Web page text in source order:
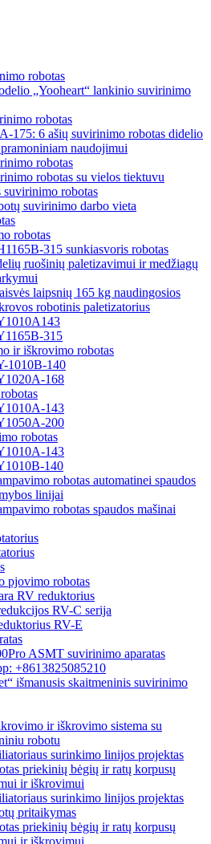
robotas
„Yooheart“ lankinio suvirinimo
robotas
175: 6 ašių suvirinimo robotas didelio
naudojimui
robotas
robotas su vielos tiektuvu
suvirinimo robotas
suvirinimo darbo vieta
robotas
315 sunkiasvoris robotas
ruošinių paletizavimui ir medžiagų
laipsnių 165 kg naudingosios
robotinis paletizatorius
315
ir iškrovimo robotas
1010B-140
168
143
200
robotas
143
140
robotas automatinei spaudos
linijai
robotas spaudos mašinai
pjovimo robotas
RV reduktorius
RV-C serija
RV-E
ASMT suvirinimo aparatas
+8613825085210
išmanusis skaitmeninis suvirinimo
ir iškrovimo sistema su
robotu
surinkimo linijos projektas
priekinių bėgių ir ratų korpusų
ir iškrovimui
surinkimo linijos projektas
pritaikymas
priekinių bėgių ir ratų korpusų
ir iškrovimui